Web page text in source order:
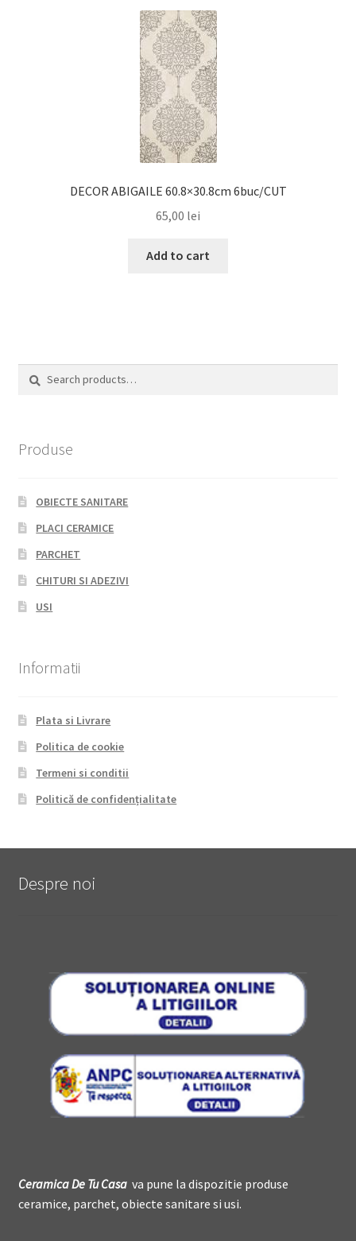
DECOR ABIGAILE 60.8×30.8cm 6buc/CUT
65,00 lei
Add to cart
Search
Search
Produse
OBIECTE SANITARE
PLACI CERAMICE
PARCHET
CHITURI SI ADEZIVI
USI
Informatii
Plata si Livrare
Politica de cookie
Termeni si conditii
Politică de confidențialitate
Despre noi
Ceramica DeTu Casava pune la dispozitie produse
ceramice, parchet, obiecte sanitare si usi.